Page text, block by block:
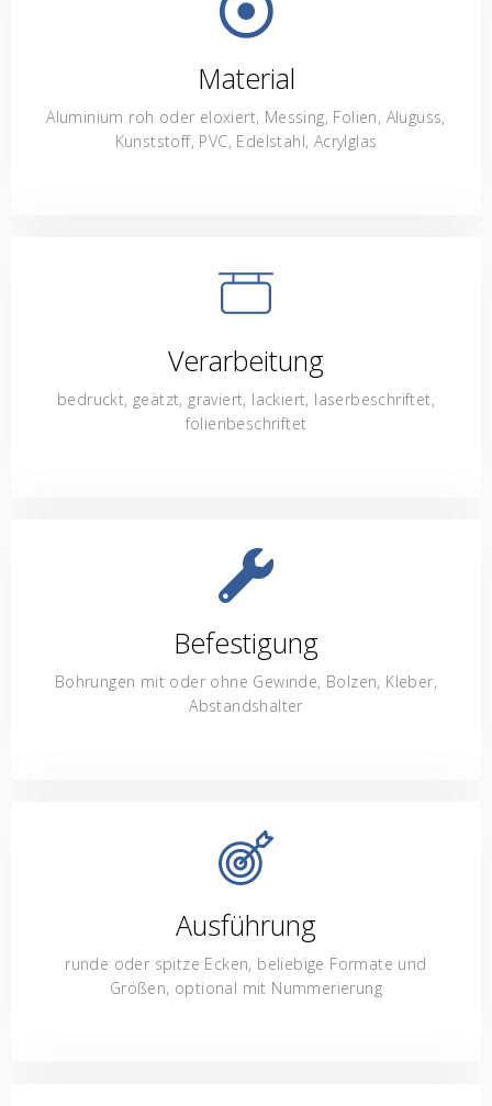
Material
Aluminium roh oder eloxiert, Messing, Folien, Aluguss,
Kunststoff, PVC, Edelstahl, Acrylglas
Verarbeitung
bedruckt, geätzt, graviert, lackiert, laserbeschriftet,
folienbeschriftet
Befestigung
Bohrungen mit oder ohne Gewinde, Bolzen, Kleber,
Abstandshalter
Ausführung
runde oder spitze Ecken, beliebige Formate und
Größen, optional mit Nummerierung